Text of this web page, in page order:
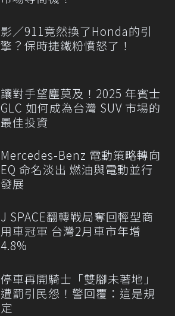
影／911竟然換了Honda的引
擎？保時捷鐵粉憤怒了！
讓對手望塵莫及！2025 年賓士
GLC 如何成為台灣 SUV 市場的
最佳投資
Mercedes-Benz 電動策略轉向
EQ 命名淡出 燃油與電動並行
發展
J SPACE翻轉戰局奪回輕型商
用車冠軍 台灣2月車市年增
4.8%
停車再開騎士「雙腳未著地」
遭罰引民怨！警回覆：這是規
定